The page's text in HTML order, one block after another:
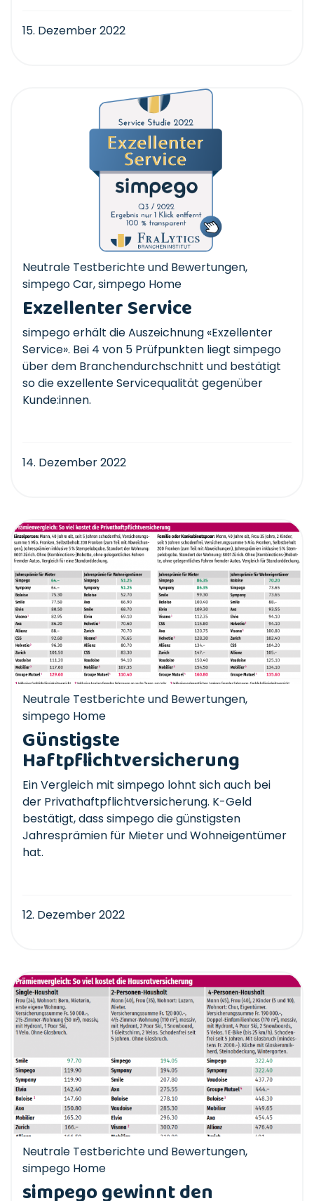
15. Dezember 2022
Neutrale Testberichte und Bewertungen,
simpego Car,simpego Home
Exzellenter Service
simpego erhält die Auszeichnung «Exzellenter
Service». Bei 4 von 5 Prüfpunkten liegt simpego
über dem Branchendurchschnitt und bestätigt
so die exzellente Servicequalität gegenüber
Kunde:innen.
14. Dezember 2022
Neutrale Testberichte und Bewertungen,
simpego Home
Günstigste
Haftpflichtversicherung
Ein Vergleich mit simpego lohnt sich auch bei
der Privathaftpflichtversicherung. K-Geld
bestätigt, dass simpego die günstigsten
Jahresprämien für Mieter und Wohneigentümer
hat.
12. Dezember 2022
Neutrale Testberichte und Bewertungen,
simpego Home
simpego gewinnt den